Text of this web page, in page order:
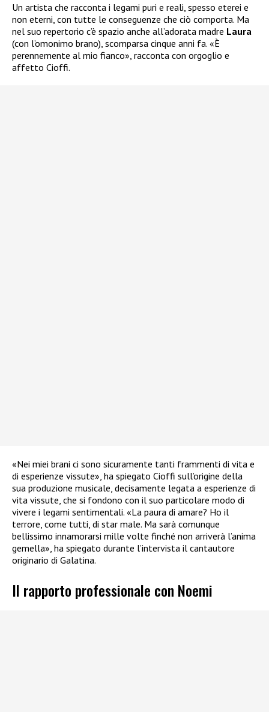
Un artista che racconta i legami puri e reali, spesso eterei e
non eterni, con tutte le conseguenze che ciò comporta. Ma
nel suo repertorio c’è spazio anche all’adorata madre Laura
(con l’omonimo brano), scomparsa cinque anni fa. «È
perennemente al mio fianco», racconta con orgoglio e
affetto Cioffi.
«Nei miei brani ci sono sicuramente tanti frammenti di vita e
di esperienze vissute», ha spiegato Cioffi sull’origine della
sua produzione musicale, decisamente legata a esperienze di
vita vissute, che si fondono con il suo particolare modo di
vivere i legami sentimentali. «La paura di amare? Ho il
terrore, come tutti, di star male. Ma sarà comunque
bellissimo innamorarsi mille volte finché non arriverà l’anima
gemella», ha spiegato durante l’intervista il cantautore
originario di Galatina.
Il rapporto professionale con Noemi